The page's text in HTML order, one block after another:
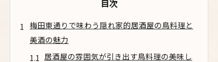
目次
梅田東通りで味わう隠れ家的居酒屋の鳥料理と
美酒の魅力
居酒屋の雰囲気が引き出す鳥料理の美味し